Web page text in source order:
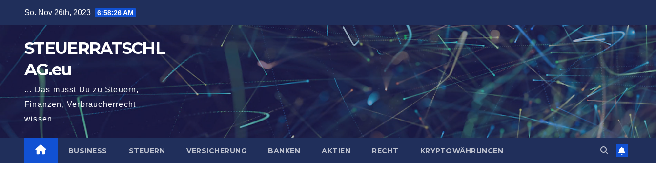
So. Nov 26th, 2023 6:58:27 AM
STEUERRATSCHL
AG.eu
... Das musst Du zu Steuern,
Finanzen, Verbraucherrecht
wissen
BUSINESS STEUERN VERSICHERUNG BANKEN AKTIEN RECHT KRYPTOWÄHRUNGEN